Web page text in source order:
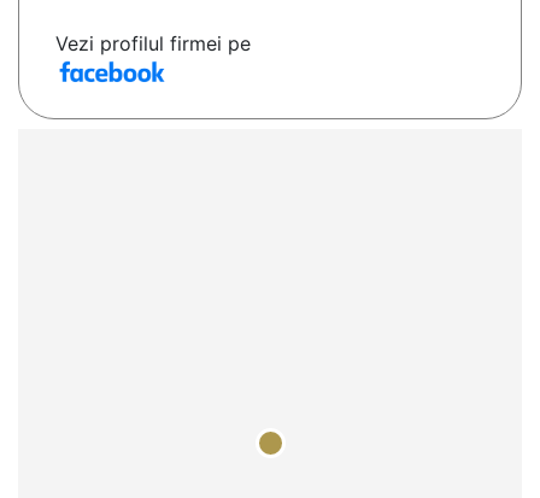
Vezi profilul firmei pe